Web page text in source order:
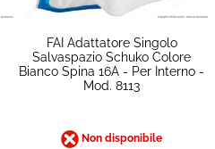
FAI Adattatore Singolo
Salvaspazio Schuko Colore
Bianco Spina 16A - Per Interno -
Mod. 8113
Non disponibile